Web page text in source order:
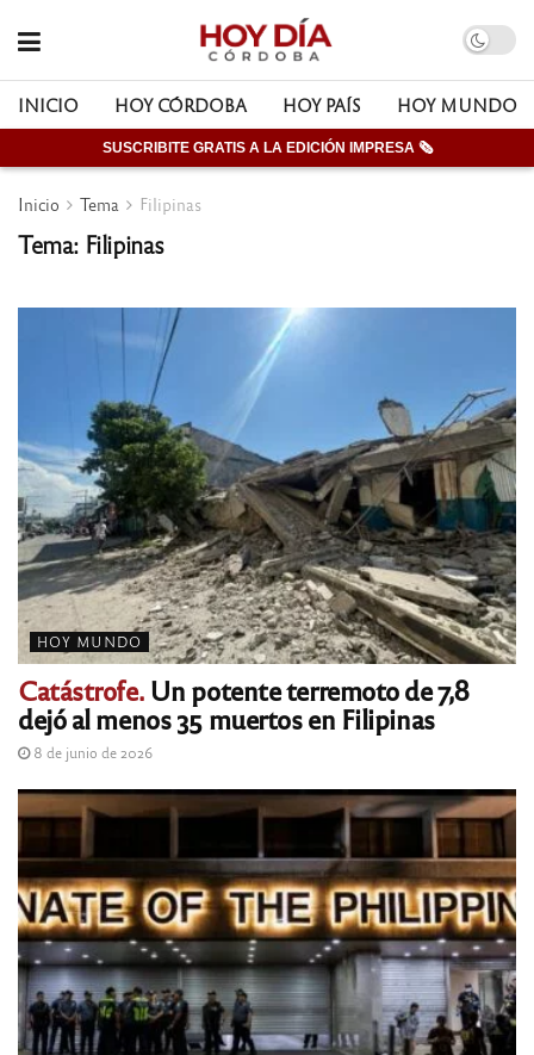
INICIO HOY CÓRDOBA HOY PAÍS HOY MUNDO
SUSCRIBITE GRATIS A LA EDICIÓN IMPRESA 🗞
Inicio Tema Filipinas
Tema: Filipinas
HOY MUNDO
Catástrofe.Un potente terremoto de 7,8
dejó al menos 35 muertos en Filipinas
8 de junio de 2026